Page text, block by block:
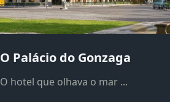
O Palácio do Gonzaga
O hotel que olhava o mar ...